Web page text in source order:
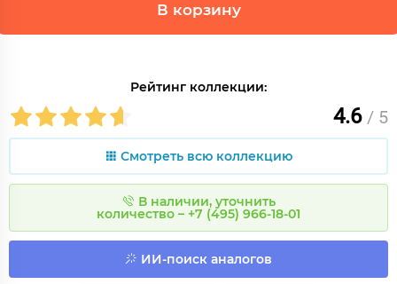
В корзину
Рейтинг коллекции:
4.6 / 5
Смотреть всю коллекцию
В наличии, уточнить
количество – +7 (495) 966-18-01
ИИ-поиск аналогов